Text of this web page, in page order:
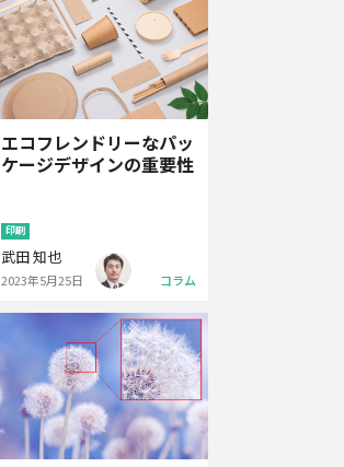
エコフレンドリーなパッ
ケージデザインの重要性
印刷
武田 知也
2023年5月25日 コラム